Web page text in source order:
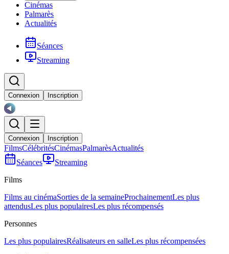
Cinémas
Palmarès
Actualités
Séances
Streaming
Connexion Inscription
Connexion Inscription
FilmsCélébritésCinémasPalmarèsActualités
Séances
Streaming
Films
Films au cinémaSorties de la semaineProchainementLes plus
attendusLes plus populairesLes plus récompensés
Personnes
Les plus populairesRéalisateurs en salleLes plus récompensées